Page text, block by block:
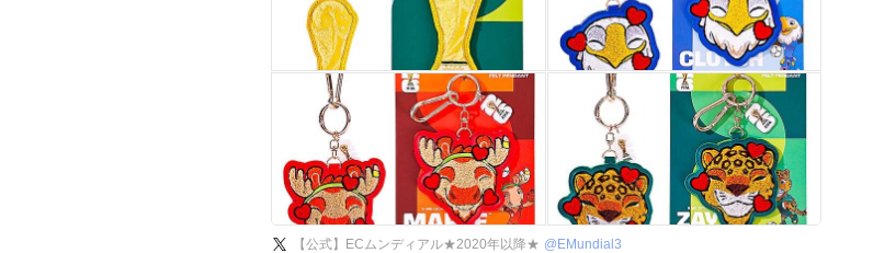
【公式】ECムンディアル★2020年以降★ @ EMundial3